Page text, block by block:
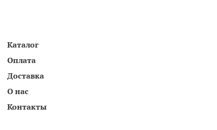
Каталог
Оплата
Доставка
О нас
Контакты